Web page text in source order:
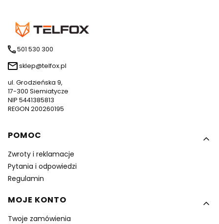
501 530 300
sklep@telfox.pl
ul. Grodzieńska 9,
17-300 Siemiatycze
NIP 5441385813
REGON 200260195
Linki w stopce
POMOC
Zwroty i reklamacje
Pytania i odpowiedzi
Regulamin
MOJE KONTO
Twoje zamówienia